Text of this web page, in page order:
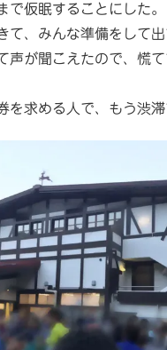
で仮眠することにした。
て、みんな準備をして出
声が聞こえたので、慌
を求める人で、もう渋滞